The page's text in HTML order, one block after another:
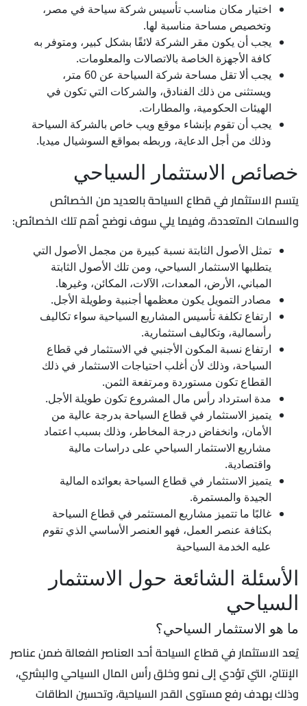
اختيار مكان مناسب تأسيس شركة سياحة في مصر،
وتخصيص مساحة مناسبة لها.
يجب أن يكون مقر الشركة لائقًا بشكل كبير، ومتوفر به
كافة الأجهزة الخاصة بالاتصالات والمعلومات.
يجب ألا تقل مساحة شركة السياحة عن 60 متر،
ويستثنى من ذلك الفنادق، والشركات التي تكون في
الهيئات الحكومية، والمطارات.
يجب أن تقوم بإنشاء موقع ويب خاص بالشركة السياحة
وذلك من أجل الدعاية، وربطه بمواقع السوشيال ميديا.
خصائص الاستثمار السياحي
يتسم الاستثمار في قطاع السياحة بالعديد من الخصائص
والسمات المتعددة، وفيما يلي سوف نوضح أهم تلك الخصائص:
تمثل الأصول الثابتة نسبة كبيرة من مجمل الأصول التي
يتطلبها الاستثمار السياحي، ومن تلك الأصول الثابتة
المباني، الأرض، المعدات، الآلات، المكائن، وغيرها.
مصادر التمويل يكون معظمها أجنبية وطويلة الأجل.
ارتفاع تكلفة تأسيس المشاريع السياحية سواء تكاليف
رأسمالية، وتكاليف استثمارية.
ارتفاع نسبة المكون الأجنبي في الاستثمار في قطاع
السياحة، وذلك لأن أغلب احتياجات الاستثمار في ذلك
القطاع تكون مستوردة ومرتفعة الثمن.
مدة استرداد رأس مال المشروع تكون طويلة الأجل.
يتميز الاستثمار في قطاع السياحة بدرجة عالية من
الأمان، وانخفاض درجة المخاطر، وذلك بسبب اعتماد
مشاريع الاستثمار السياحي على دراسات مالية
واقتصادية.
يتميز الاستثمار في قطاع السياحة بعوائده المالية
الجيدة والمستمرة.
غالبًا ما تتميز مشاريع المستثمر في قطاع السياحة
بكثافة عنصر العمل، فهو العنصر الأساسي الذي تقوم
عليه الخدمة السياحية
الأسئلة الشائعة حول الاستثمار
السياحي
ما هو الاستثمار السياحي؟
يُعد الاستثمار في قطاع السياحة أحد العناصر الفعالة ضمن عناصر
الإنتاج، التي تؤدي إلى نمو وخلق رأس المال السياحي والبشري،
وذلك بهدف رفع مستوى القدر السياحية، وتحسين الطاقات